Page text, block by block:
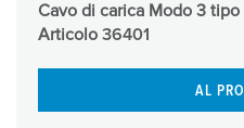
Cavo di carica Modo 3
Articolo 36401
AL